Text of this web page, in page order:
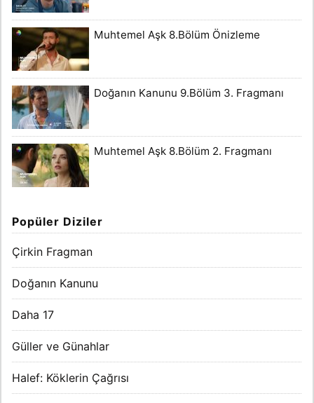
Muhtemel Aşk 8.Bölüm Önizleme
Doğanın Kanunu 9.Bölüm 3. Fragmanı
Muhtemel Aşk 8.Bölüm 2. Fragmanı
Popüler Diziler
Çirkin Fragman
Doğanın Kanunu
Daha 17
Güller ve Günahlar
Halef: Köklerin Çağrısı